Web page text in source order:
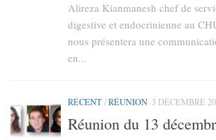
Alireza Kianmanesh chef de
digestive et endocrinienne au
nous présentera une
en...
RÉCENT/RÉUNION 3 DÉCEMBRE
Réunion du 13